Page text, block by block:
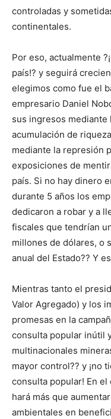
controladas y
continentales.
Por eso, actualmente
país!? y seguirá
elegimos como fue el
empresario Daniel
sus ingresos mediante
acumulación de
mediante la represión
exposiciones de
país. Si no hay dinero
durante 5 años los
dedicaron a robar y a
fiscales que tendrían
millones de dólares, o
anual del Estado?? Y
Mientras tanto el
Valor Agregado) y los
promesas en la
consulta popular inútil
multinacionales
mayor control?? y ¡no
consulta popular! En el
hará más que
ambientales en